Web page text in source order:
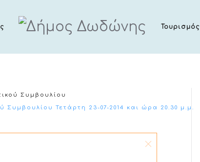
Τουρισμός
Συμβουλίου
Τετάρτη 23-07-2014 και ώρα 20.30 μ.μ.